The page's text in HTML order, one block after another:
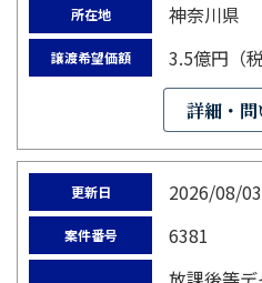
所在地 神奈川県
譲渡希望価額 3.5億円（税
詳細・
更新日 2026/08/03
案件番号 6381